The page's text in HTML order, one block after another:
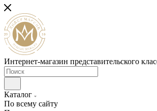
Интернет-магазин представительского
Каталог
По всему сайту